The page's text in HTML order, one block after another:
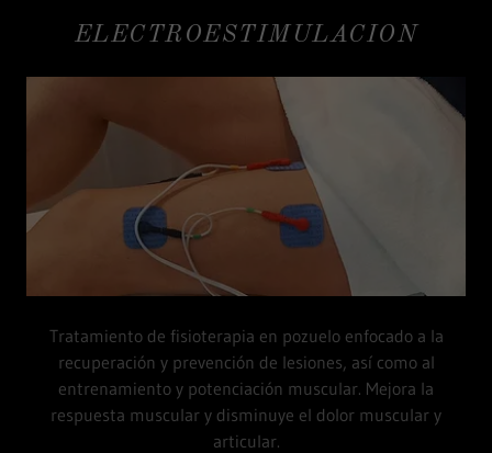
ELECTROESTIMULACION
Tratamiento de fisioterapia en pozuelo enfocado a la
recuperación y prevención de lesiones, así como al
entrenamiento y potenciación muscular. Mejora la
respuesta muscular y disminuye el dolor muscular y
articular.